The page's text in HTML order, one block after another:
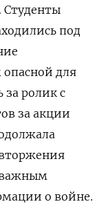
Студенты
под
для
ролик с
за акции
важным
о войне.